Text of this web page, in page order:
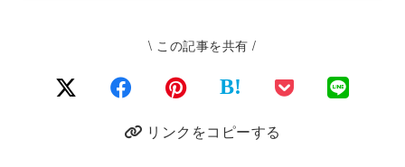
\ この記事を共有 /
B!
リンクをコピーする